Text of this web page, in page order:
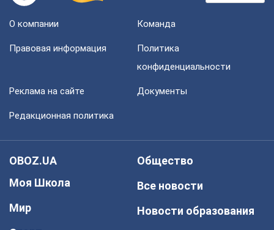
О компании Команда
Правовая информация
Политика
конфиденциальности
Реклама на сайте Документы
Редакционная политика
OBOZ.UA
Моя Школа
Мир
Общество
Все новости
Новости образования